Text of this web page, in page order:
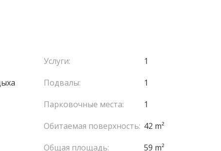
Услуги:
1
Подвалы:
1
Парковочные места:
1
Обитаемая поверхность: 42 m²
Общая площадь:
59 m²